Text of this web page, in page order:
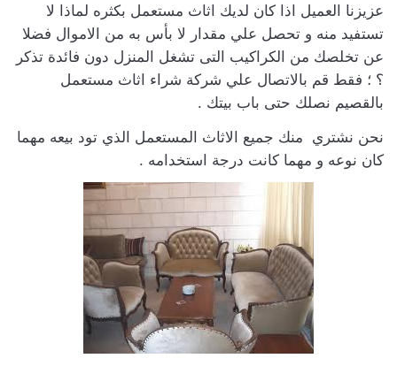
عزيزنا العميل اذا كان لديك اثاث مستعمل بكثره لماذا لا
تستفيد منه و تحصل علي مقدار لا بأس به من الاموال فضلا
عن تخلصك من الكراكيب التى تشغل المنزل دون فائدة تذكر
؟ ؛ فقط قم بالاتصال علي شركة شراء اثاث مستعمل
بالقصيم نصلك حتى باب بيتك .
نحن نشتري منك جميع الاثاث المستعمل الذي تود بيعه مهما
كان نوعه و مهما كانت درجة استخدامه .